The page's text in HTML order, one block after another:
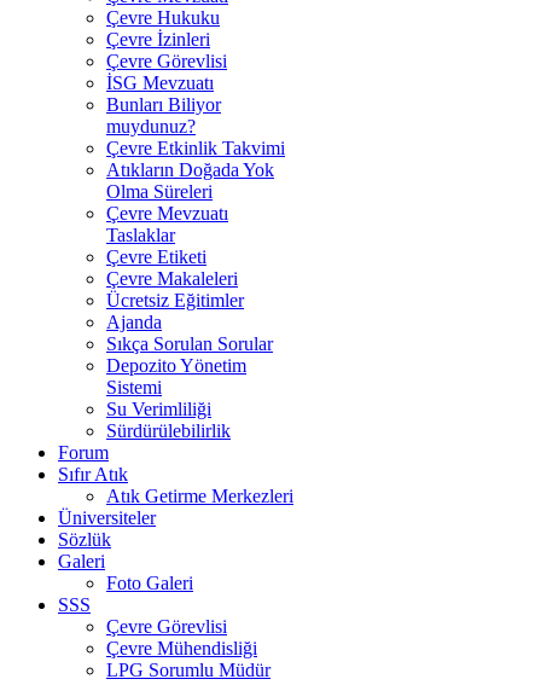
Çevre Hukuku
Çevre İzinleri
Çevre Görevlisi
İSG Mevzuatı
Bunları Biliyor
muydunuz?
Çevre Etkinlik Takvimi
Atıkların Doğada Yok
Olma Süreleri
Çevre Mevzuatı
Taslaklar
Çevre Etiketi
Çevre Makaleleri
Ücretsiz Eğitimler
Ajanda
Sıkça Sorulan Sorular
Depozito Yönetim
Sistemi
Su Verimliliği
Sürdürülebilirlik
Forum
Sıfır Atık
Atık Getirme Merkezleri
Üniversiteler
Sözlük
Galeri
Foto Galeri
SSS
Çevre Görevlisi
Çevre Mühendisliği
LPG Sorumlu Müdür